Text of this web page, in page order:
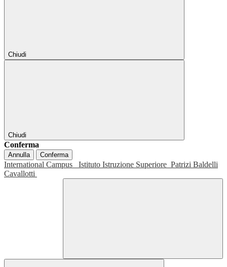
Chiudi
Chiudi
Conferma
Annulla Conferma
International Campus Istituto Istruzione Superiore Patrizi Baldelli
Cavallotti